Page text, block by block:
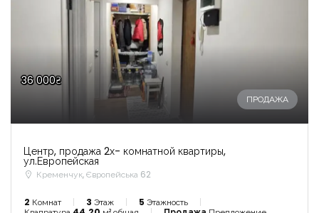
36 000₴
ПРОДАЖА
Центр, продажа 2х- комнатной квартиры,
ул.Европейская
Кременчук, Європейська 62
2 Комнат 3 Этаж 5 Этажность